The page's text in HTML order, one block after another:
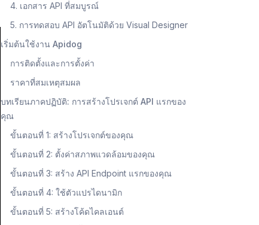
4. เอกสาร API ที่สมบูรณ์
5. การทดสอบ API อัตโนมัติด้วย Visual Designer
เริ่มต้นใช้งาน Apidog
การติดตั้งและการตั้งค่า
ราคาที่สมเหตุสมผล
บทเรียนภาคปฏิบัติ: การสร้างโปรเจกต์ API แรกของ
คุณ
ขั้นตอนที่ 1: สร้างโปรเจกต์ของคุณ
ขั้นตอนที่ 2: ตั้งค่าสภาพแวดล้อมของคุณ
ขั้นตอนที่ 3: สร้าง API Endpoint แรกของคุณ
ขั้นตอนที่ 4: ใช้ตัวแปรไดนามิก
ขั้นตอนที่ 5: สร้างโค้ดไคลเอนต์